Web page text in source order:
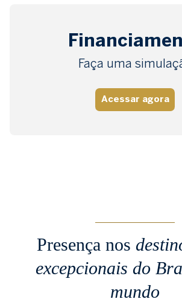
Faça uma
Acessar agora
Presença nos
excepcionais do
mundo